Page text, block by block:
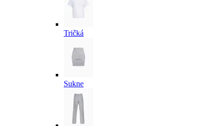
Tričká
Sukne